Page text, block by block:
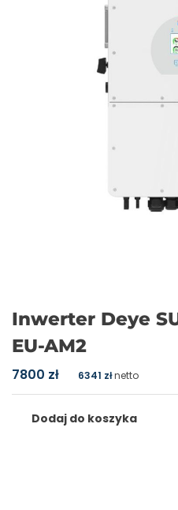
Inwerter Deye
EU-AM2
7800 zł 6341 złnetto
Dodaj do koszyka